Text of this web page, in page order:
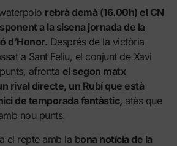
rebrà demà (16.00h) el CN
a la sisena jornada de la
d’Honor. Després de la victòria
a Sant Feliu, el conjunt de Xavi
afronta el segon matx
rival directe, un Rubí que està
de temporada fantàstic, atès que
nou punts.
el repte amb la bona notícia de la